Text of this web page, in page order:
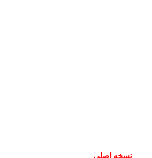
نسخه اصلی